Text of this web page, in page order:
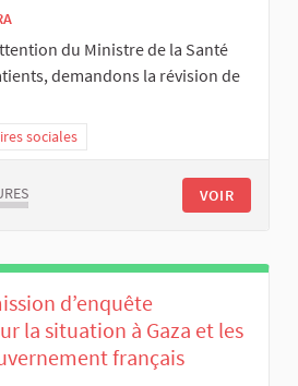
du Ministre de la Santé
demandons la révision de
sociales
VOIR
d’enquête
la situation à Gaza et les
français